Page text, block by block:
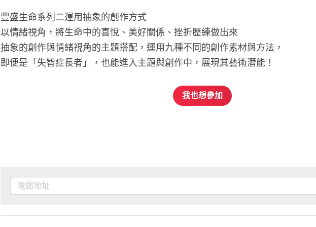
豐盛生命系列二運用抽象的創作方式
以情緒視角，將生命中的喜悅、美好關係、挫折歷練做出來
抽象的創作與情緒視角的主題搭配，運用九種不同的創作素材與方法，
即便是「失智症長者」，也能進入主題與創作中，展現其藝術潛能！
我也想參加